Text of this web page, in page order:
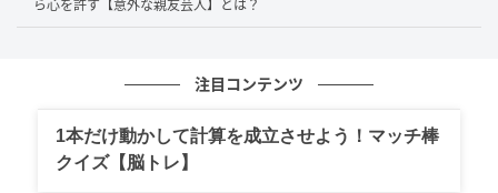
話題の2ショット
この投稿には、SNS上で「めっちゃ羨ましいんだ
いった声井口さんへのうらやましさと、「いいな...」
「凄っっ」「イケメンすぎるだろ」など、南野選手へ
ら心を許す【意外な親友芸人】とは？
注目コンテンツ
1本だけ動かして計算を成立させよう！マッチ棒
クイズ【脳トレ】